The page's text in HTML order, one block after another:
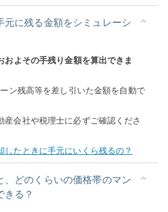
元に残る金額をシミュレーシ
およその手残り金額を算出できま
ン残高等を差し引いた金額を自動で
産会社や税理士に必ずご確認くださ
したときに手元にいくら残るの？
、どのくらいの価格帯のマン
きる？